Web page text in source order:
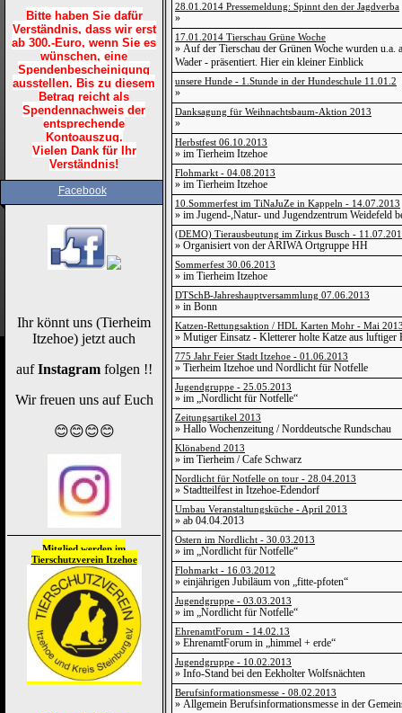
Bitte haben Sie dafür
Verständnis, dass wir erst
ab 300.-Euro, wenn Sie es
wünschen, eine
Spendenbescheinigung
ausstellen. Bis zu diesem
Betrag reicht als
Spendennachweis der
entsprechende
Kontoauszug.
Vielen Dank für Ihr
Verständnis!
Facebook
Ihr könnt uns (Tierheim
Itzehoe) jetzt auch
aufInstagramfolgen !!
Wir freuen uns auf Euch
😊😊😊😊
Mitglied werden im
Tierschutzverein Itzehoe
28.01.2014 Pressemeldung: Spinnt den der Jagdverba
»
17.01.2014 Tierschau Grüne Woche
» Auf der Tierschau der Grünen Woche wurden u.a.
Wader - präsentiert. Hier ein kleiner Einblick
unsere Hunde - 1.Stunde in der Hundeschule 11.01.2
»
Danksagung für Weihnachtsbaum-Aktion 2013
»
Herbstfest 06.10.2013
» im Tierheim Itzehoe
Flohmarkt - 04.08.2013
» im Tierheim Itzehoe
10.Sommerfest im TiNaJuZe in Kappeln - 14.07.2013
» im Jugend-,Natur- und Jugendzentrum Weidefeld
(DEMO) Tierausbeutung im Zirkus Busch -
» Organisiert von der ARIWA Ortgruppe HH
Sommerfest 30.06.2013
» im Tierheim Itzehoe
DTSchB-Jahreshauptversammlung 07.06.2013
» in Bonn
Katzen-Rettungsaktion / HDL Karten Mohr - Mai
» Mutiger Einsatz - Kletterer holte Katze aus luftiger
775 Jahr Feier Stadt Itzehoe - 01.06.2013
» Tierheim Itzehoe und Nordlicht für Notfelle
Jugendgruppe - 25.05.2013
» im „Nordlicht für Notfelle“
Zeitungsartikel 2013
» Hallo Wochenzeitung / Norddeutsche Rundschau
Klönabend 2013
» im Tierheim / Cafe Schwarz
Nordlicht für Notfelle on tour - 28.04.2013
» Stadtteilfest in Itzehoe-Edendorf
Umbau Veranstaltungsküche - April 2013
» ab 04.04.2013
Ostern im Nordlicht - 30.03.2013
» im „Nordlicht für Notfelle“
Flohmarkt - 16.03.2012
» einjährigen Jubiläum von „fitte-pfoten“
Jugendgruppe - 03.03.2013
» im „Nordlicht für Notfelle“
EhrenamtForum - 14.02.13
» EhrenamtForum in „himmel + erde“
Jugendgruppe - 10.02.2013
» Info-Stand bei den Eekholter Wolfsnächten
Berufsinformationsmesse - 08.02.2013
» Allgemein Berufsinformationsmesse in der